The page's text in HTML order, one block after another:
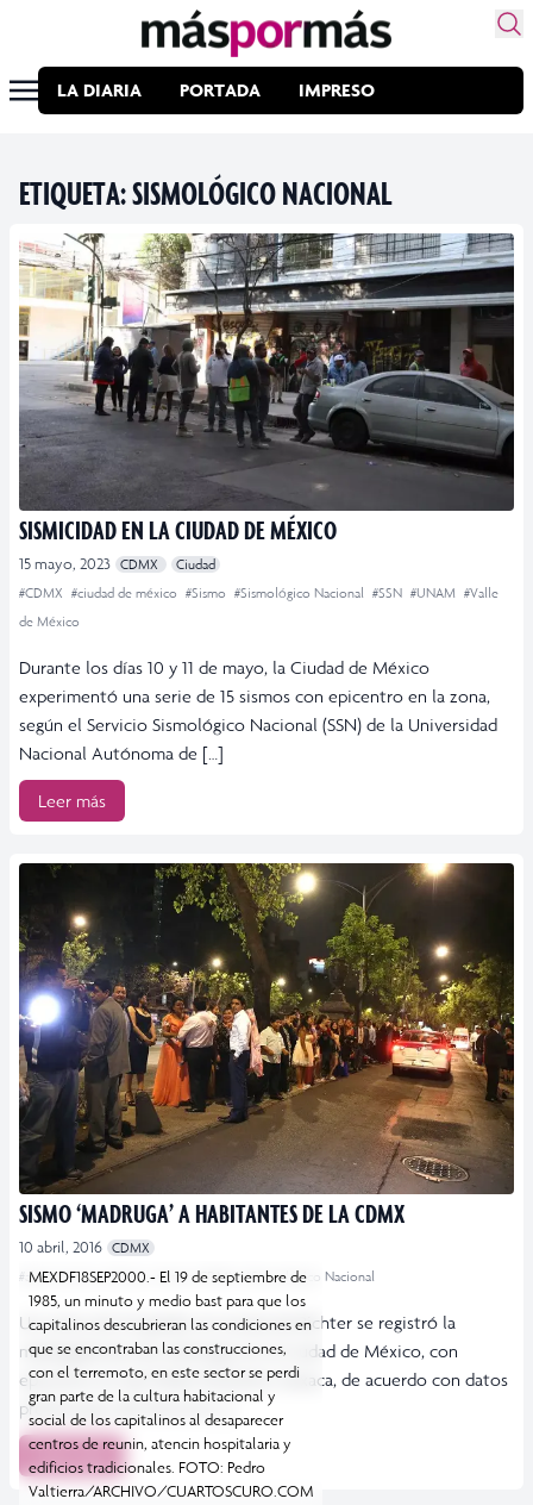
LA DIARIA PORTADA IMPRESO
ETIQUETA:SISMOLÓGICO NACIONAL
SISMICIDAD EN LA CIUDAD DE MÉXICO
15 mayo, 2023 CDMX
Ciudad
#CDMX #ciudad de méxico #Sismo #Sismológico Nacional #SSN #UNAM #Valle
de México
Durante los días 10 y 11 de mayo, la Ciudad de México
experimentó una serie de 15 sismos con epicentro en la zona,
según el Servicio Sismológico Nacional (SSN) de la Universidad
Nacional Autónoma de […]
Leer más
SISMO ‘MADRUGA’ A HABITANTES DE LA CDMX
10 abril, 2016 CDMX
#alerta sísmica #Sismo #sismo CDMX #Sismológico Nacional
Un sismo de 5.6 grados en escala de Richter se registró la
madrugada de este domingo en la Ciudad de México, con
epicentro en San Pedro Pochutla, Oaxaca, de acuerdo con datos
preliminares del Servicio […]
Leer más
MEXDF18SEP2000.- El 19 de septiembre de
1985, un minuto y medio bast para que los
capitalinos descubrieran las condiciones en
que se encontraban las construcciones,
con el terremoto, en este sector se perdi
gran parte de la cultura habitacional y
social de los capitalinos al desaparecer
centros de reunin, atencin hospitalaria y
edificios tradicionales. FOTO: Pedro
Valtierra/ARCHIVO/CUARTOSCURO.COM